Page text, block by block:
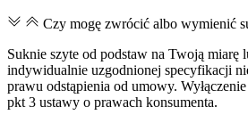
Czy mogę zwrócić albo wymienić
Suknie szyte od podstaw na Twoją miarę
indywidualnie uzgodnionej specyfikacji
prawu odstąpienia od umowy.
pkt 3 ustawy o prawach konsumenta.